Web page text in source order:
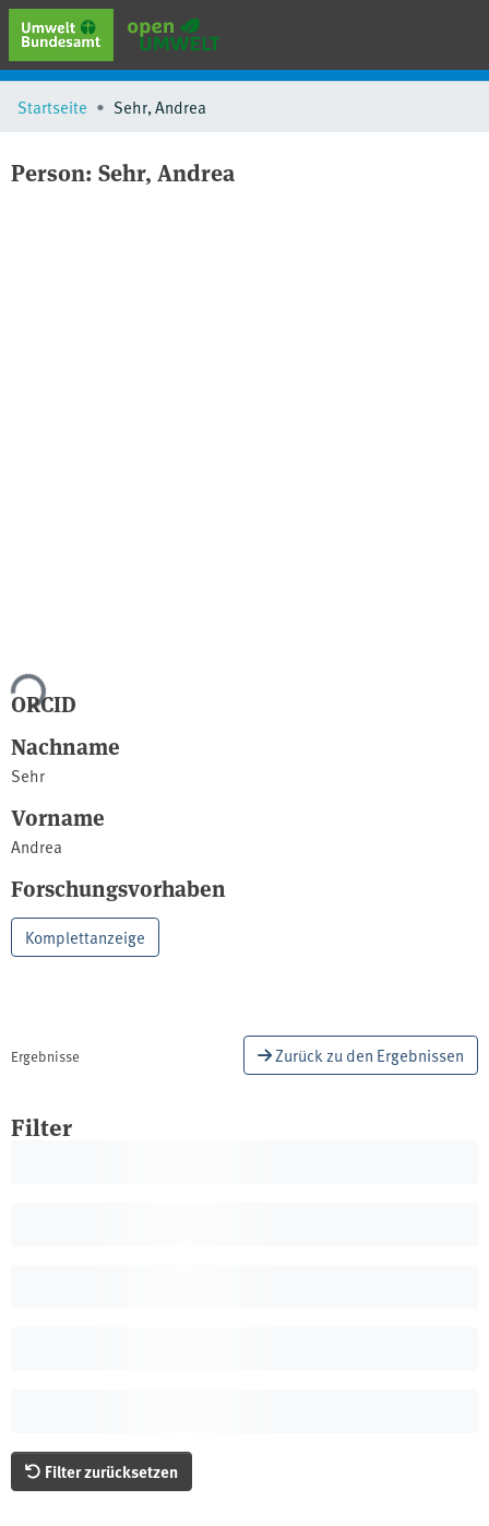
erweiterte Suche
Browse
Schlagwörter
Startseite Sehr, Andrea
Person: Sehr, Andrea
ORCID
Nachname
Sehr
Vorname
Andrea
Forschungsvorhaben
Komplettanzeige
Ergebnisse Zurück zu den Ergebnissen
Filter
Filter zurücksetzen